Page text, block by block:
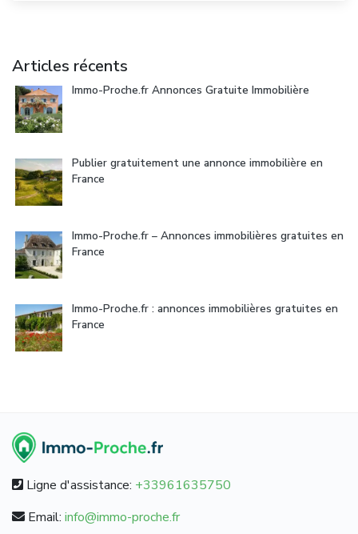
Articles récents
Immo-Proche.fr Annonces Gratuite Immobilière
Publier gratuitement une annonce immobilière en
France
Immo-Proche.fr – Annonces immobilières gratuites en
France
Immo-Proche.fr : annonces immobilières gratuites en
France
Ligne d'assistance: +33961635750
Email: info@immo-proche.fr